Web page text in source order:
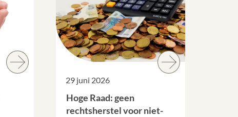
29 juni 2026
Hoge Raad: geen
rechtsherstel voor niet-